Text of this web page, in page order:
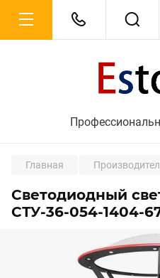
Главная
Светодиодный
СТУ-36-054-1404-